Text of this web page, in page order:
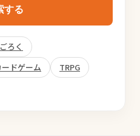
する
ろく
ードゲーム
TRPG